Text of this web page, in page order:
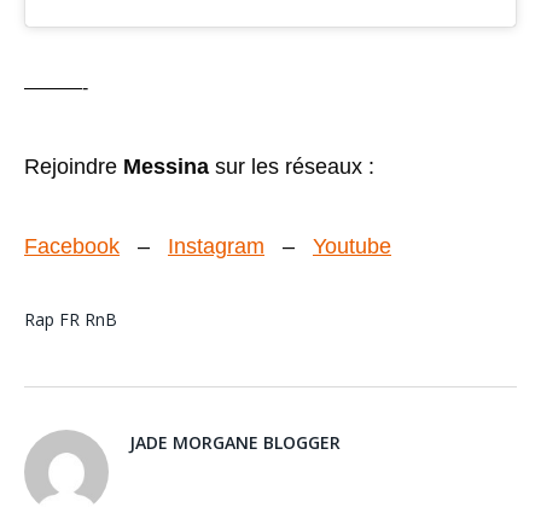
———-
Rejoindre Messina sur les réseaux :
Facebook – Instagram – Youtube
Rap FR RnB
JADE MORGANE BLOGGER